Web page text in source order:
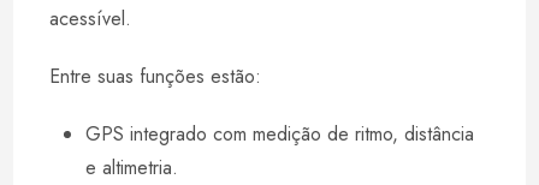
acessível.
Entre suas funções estão:
GPS integrado com medição de ritmo, distância
e altimetria.